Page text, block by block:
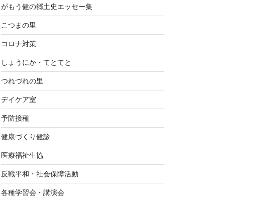
がもう健の郷土史エッセー集
こつまの里
コロナ対策
しょうにか・てとてと
つれづれの里
デイケア室
予防接種
健康づくり健診
医療福祉生協
反戦平和・社会保障活動
各種学習会・講演会